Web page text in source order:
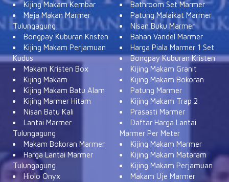
Kijing Makam Kembar
Meja Makan Marmer
Tulungagung
Bongpay Kuburan Kristen
Kijing Makam Perjamuan
Kudus
Makam Kristen Box
Kijing Makam
Kijing Makam Batu Alam
Kijing Marmer Hitam
Nisan Batu Kali
Lantai Marmer
Tulungagung
Makam Bokoran Marmer
Harga Lantai Marmer
Tulungagung
Hiolo Onyx
Bathroom Set Marmer
Patung Malaikat Marmer
Nisan Buku Marmer
Bahan Vandel Marmer
Harga Piala Marmer 1 Set
Bongpay Kuburan Kristen
Kijing Makam Granit
Kijing Makam Bokoran
Patung Marmer
Kijing Makam Trap 2
Prasasti Marmer
Daftar Harga Lantai
Marmer Per Meter
Kijing Makam Marmer
Kijing Makam Mataram
Kijing Makam Perjamuan
Makam Uje Marmer